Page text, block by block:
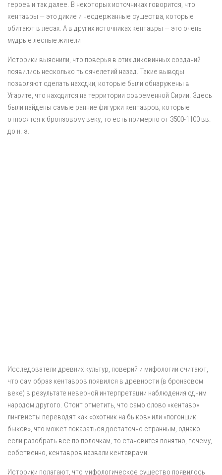
героев и так далее. В некоторых источниках говорится, что
кентавры — это дикие и несдержанные существа, которые
обитают в лесах. А в других источниках кентавры — это очень
мудрые лесные жители
Историки выяснили, что поверья в этих диковинных созданий
появились несколько тысячелетий назад. Такие выводы
позволяют сделать находки, которые были обнаружены в
Угарите, что находится на территории современной Сирии. Здесь
были найдены самые ранние фигурки кентавров, которые
относятся к бронзовому веку, то есть примерно от 3500-1100 вв.
до н. э.
Исследователи древних культур, поверий и мифологии считают,
что сам образ кентавров появился в древности (в бронзовом
веке) в результате неверной интерпретации наблюдения одним
народом другого. Стоит отметить, что само слово «кентавр»
лингвисты переводят как «охотник на быков» или «погонщик
быков», что может показаться достаточно странным, однако
если разобрать всё по полочкам, то становится понятно, почему,
собственно, кентавров назвали кентаврами.
Историки полагают, что мифологическое существо появилось